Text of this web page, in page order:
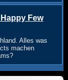
Few
Alles was
machen